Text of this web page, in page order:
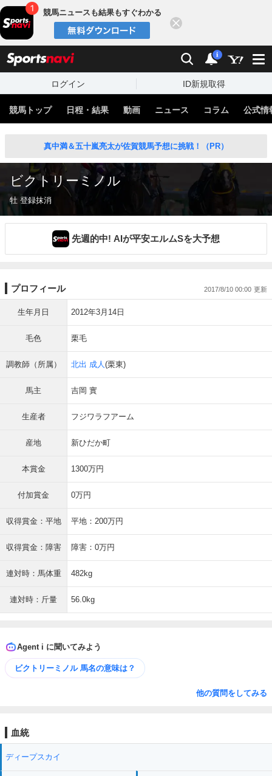
競馬ニュースも結果もすぐわかる
検索 通知
i
ログイン ID新規取得
競馬トップ 日程・結果 動画 ニュース コラム 公式情
真中満＆五十嵐亮太が佐賀競馬予想に挑戦！（PR）
ビクトリーミノル
牡 登録抹消
先週的中! AIが平安エルムSを大予想
プロフィール 2017/8/10 00:00
生年月日 2012年3月14日
毛色 栗毛
調教師（所属） 北出 成人(栗東)
馬主 吉岡 實
生産者 フジワラフアーム
産地 新ひだか町
本賞金 1300万円
付加賞金 0万円
収得賞金：平地 平地：200万円
収得賞金：障害 障害：0万円
連対時：馬体重 482kg
連対時：斤量 56.0kg
Agent i に聞いてみよう
ビクトリーミノル 馬名の意味は？
他の質問をしてみる
血統
ディープスカイ